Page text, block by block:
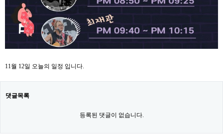
11월 12일 오늘의 일정 입니다.
댓글목록
등록된 댓글이 없습니다.